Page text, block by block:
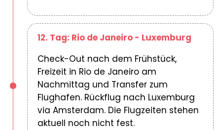
12. Tag: Rio de Janeiro - Luxemburg
Check-Out nach dem Frühstück,
Freizeit in Rio de Janeiro am
Nachmittag und Transfer zum
Flughafen. Rückflug nach Luxemburg
via Amsterdam. Die Flugzeiten stehen
aktuell noch nicht fest.